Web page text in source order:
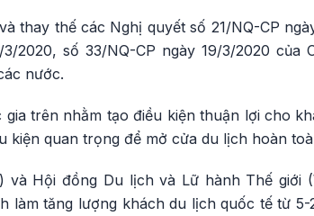
thay thế các Nghị quyết số 21/NQ-CP
2020, số 33/NQ-CP ngày 19/3/2020 của
nước.
trên nhằm tạo điều kiện thuận lợi cho
kiện quan trọng để mở cửa du lịch hoàn
Hội đồng Du lịch và Lữ hành Thế giới
làm tăng lượng khách du lịch quốc tế từ 5-